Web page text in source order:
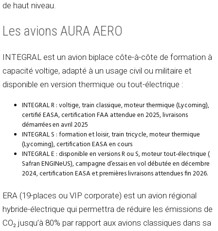
de haut niveau.
Les avions AURA AERO
INTEGRAL est un avion biplace côte-à-côte de formation à
capacité voltige, adapté à un usage civil ou militaire et
disponible en version thermique ou tout-électrique :
INTEGRAL R : voltige, train classique, moteur thermique (Lycoming),
certifié EASA, certification FAA attendue en 2025, livraisons
démarrées en avril 2025
INTEGRAL S : formation et loisir, train tricycle, moteur thermique
(Lycoming), certification EASA en cours
INTEGRAL E : disponible en versions R ou S, moteur tout-électrique (
Safran ENGINeUS), campagne d’essais en vol débutée en décembre
2024, certification EASA et premières livraisons attendues fin 2026.
ERA (19-places ou VIP corporate) est un avion régional
hybride-électrique qui permettra de réduire les émissions de
CO₂ jusqu’à 80% par rapport aux avions classiques dans sa